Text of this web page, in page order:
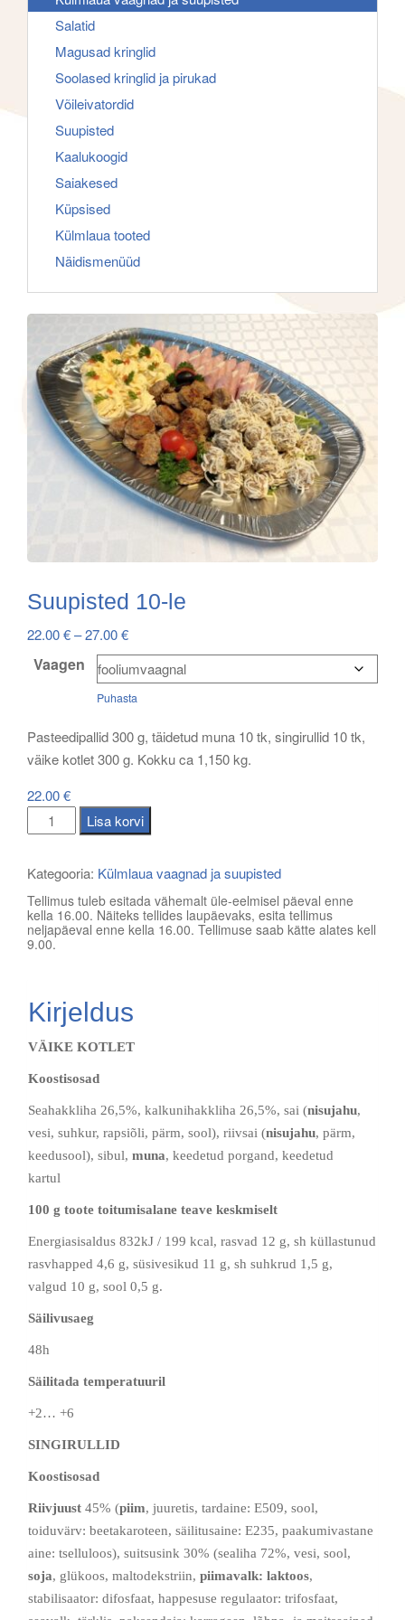
g
f
Salatid
Magusad kringlid
Soolased kringlid ja pirukad
Võileivatordid
Suupisted
Kaalukoogid
Saiakesed
Küpsised
Külmlaua tooted
Näidismenüüd
Suupisted 10-le
22.00€–27.00€Price
range:
22.00 €
through
Vaagen
Puhasta
Pasteedipallid 300 g, täidetud muna 10 tk, singirullid 10 tk,
väike kotlet 300 g. Kokku ca 1,150 kg.
22.00€
Suupisted
10-
kogus
Lisa korvi
Kategooria: Külmlaua vaagnad ja suupisted
Tellimus tuleb esitada vähemalt üle-eelmisel päeval enne
kella 16.00. Näiteks tellides laupäevaks, esita tellimus
neljapäeval enne kella 16.00. Tellimuse saab kätte alates kell
9.00.
Kirjeldus
VÄIKE KOTLET
Koostisosad
Seahakkliha 26,5%, kalkunihakkliha 26,5%, sai (nisujahu,
vesi, suhkur, rapsiõli, pärm, sool), riivsai (nisujahu, pärm,
keedusool), sibul, muna, keedetud porgand, keedetud
kartul
100 g toote toitumisalane teave keskmiselt
Energiasisaldus 832kJ / 199 kcal, rasvad 12 g, sh küllastunud
rasvhapped 4,6 g, süsivesikud 11 g, sh suhkrud 1,5 g,
valgud 10 g, sool 0,5 g.
Säilivusaeg
48h
Säilitada temperatuuril
+2… +6
SINGIRULLID
Koostisosad
Riivjuust 45% (piim, juuretis, tardaine: E509, sool,
toiduvärv: beetakaroteen, säilitusaine: E235, paakumivastane
aine: tselluloos), suitsusink 30% (sealiha 72%, vesi, sool,
soja, glükoos, maltodekstriin, piimavalk: laktoos,
stabilisaator: difosfaat, happesuse regulaator: trifosfaat,